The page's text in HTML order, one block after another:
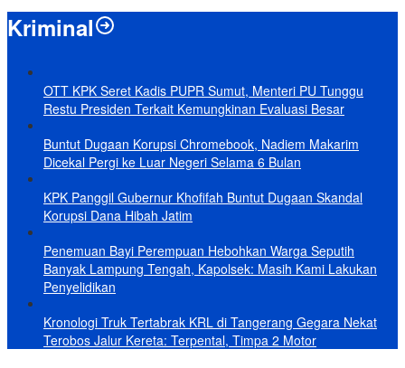
Kriminal
OTT KPK Seret Kadis PUPR Sumut, Menteri PU Tunggu
Restu Presiden Terkait Kemungkinan Evaluasi Besar
Buntut Dugaan Korupsi Chromebook, Nadiem Makarim
Dicekal Pergi ke Luar Negeri Selama 6 Bulan
KPK Panggil Gubernur Khofifah Buntut Dugaan Skandal
Korupsi Dana Hibah Jatim
Penemuan Bayi Perempuan Hebohkan Warga Seputih
Banyak Lampung Tengah, Kapolsek: Masih Kami Lakukan
Penyelidikan
Kronologi Truk Tertabrak KRL di Tangerang Gegara Nekat
Terobos Jalur Kereta: Terpental, Timpa 2 Motor